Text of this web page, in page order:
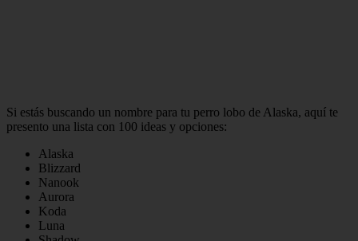
Si estás buscando un nombre para tu perro lobo de Alaska, aquí te
presento una lista con 100 ideas y opciones:
Alaska
Blizzard
Nanook
Aurora
Koda
Luna